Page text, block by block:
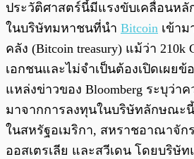
ประวัติศาสตร์นี้มีแรงขับเคลื่อนหลั
ในบริษัทมหาชนที่นำ Bitcoin เข้า
คลัง (Bitcoin treasury) แม้ว่า 210k
เอกชนและไม่จำเป็นต้องเปิดเผยข้
แหล่งข่าวของ Bloomberg ระบุว่า
มาจากการลงทุนในบริษัทลักษณะ
ในสหรัฐอเมริกา, สหราชอาณาจัก
ออสเตรเลีย และสวีเดน โดยบริษั